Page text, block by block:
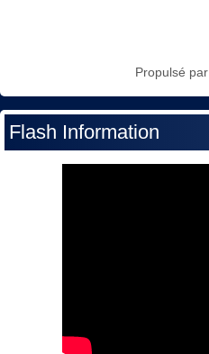
Propulsé par
Flash Information